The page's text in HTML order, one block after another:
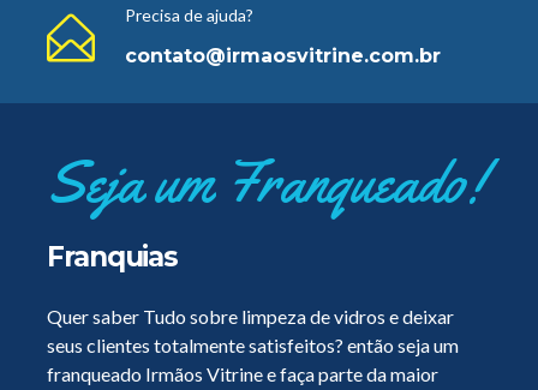
Precisa de ajuda?
contato@irmaosvitrine.com.br
Seja um Franqueado!
Franquias
Quer saber Tudo sobre limpeza de vidros e deixar
seus clientes totalmente satisfeitos? então seja um
franqueado Irmãos Vitrine e faça parte da maior